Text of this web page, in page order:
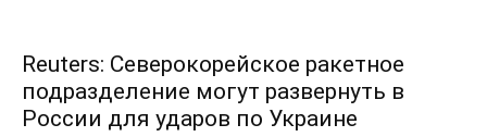
Reuters: Северокорейское ракетное
подразделение могут развернуть в
России для ударов по Украине